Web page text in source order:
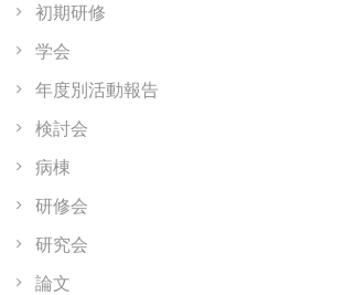
初期研修
学会
年度別活動報告
検討会
病棟
研修会
研究会
論文